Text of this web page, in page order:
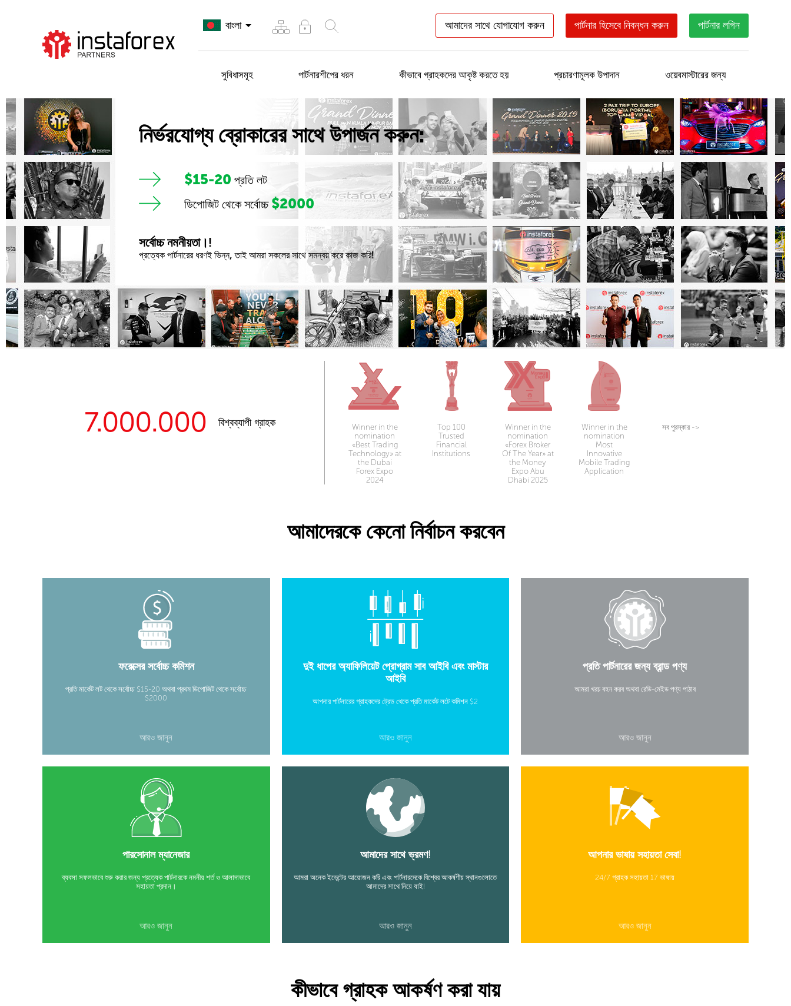
বাংলা আমাদের সাথে যোগাযোগ করুন পার্টনার হিসেবে নিবন্ধন করুন পার্টনার লগিন
সুবিধাসমূহ পার্টনারশীপের ধরন কীভাবে গ্রাহকদের আকৃষ্ট করতে হয় প্রচারণামূলক উপাদান ওয়েবমাস্টারের জন্য
নির্ভরযোগ্য ব্রোকারের সাথে উপার্জন করুন:
$15-20 প্রতি লট
ডিপোজিট থেকে সর্বোচ্চ $2000
সর্বোচ্চ নমনীয়তা।!
প্রত্যেক পার্টনারের ধরণই ভিন্ন, তাই আমরা সকলের সাথে সমন্বয় করে কাজ করি!
Winner in the
nomination
«Best Trading
Technology» at
the Dubai
Forex Expo
2024
Top 100
Trusted
Financial
Institutions
Winner in the
nomination
«Forex Broker
Of The Year» at
the Money
Expo Abu
Dhabi 2025
Winner in the
nomination
Most
Innovative
Mobile Trading
Application
সব পুরস্কার ->
7.000.000 বিশ্বব্যাপী গ্রাহক
আমাদেরকে কেনো নির্বাচন করবেন
ফরেক্সের সর্বোচ্চ কমিশন
প্রতি মার্কেট লট থেকে সর্বোচ্চ $15-20 অথবা প্রথম ডিপোজিট থেকে সর্বোচ্চ
$2000
আরও জানুন
দুই ধাপের অ্যাফিলিয়েট প্রোগ্রাম সাব আইবি এবং মাস্টার
আইবি
আপনার পার্টনারের গ্রাহকদের ট্রেড থেকে প্রতি মার্কেট লটে কমিশন $2
আরও জানুন
প্রতি পার্টনারের জন্য ব্রান্ড পণ্য
আমরা খরচ বহন করব অথবা রেডি-মেইড পণ্য পাঠাব
আরও জানুন
পারসোনাল ম্যানেজার
ব্যবসা সফলভাবে শুরু করার জন্য প্রত্যেক পার্টনারকে নমনীয় শর্ত ও আলাদাভাবে
সহায়তা প্রদান।
আরও জানুন
আমাদের সাথে ভ্রমণ!
আমরা অনেক ইভেন্টের আয়োজন করি এবং পার্টনারদেকে বিশ্বের আকর্ষণীয় স্থানগুলোতে
আমাদের সাথে নিয়ে যাই!
আরও জানুন
আপনার ভাষায় সহায়তা সেবা!
24/7 গ্রাহক সহায়তা 17 ভাষায়
আরও জানুন
কীভাবে গ্রাহক আকর্ষণ করা যায়